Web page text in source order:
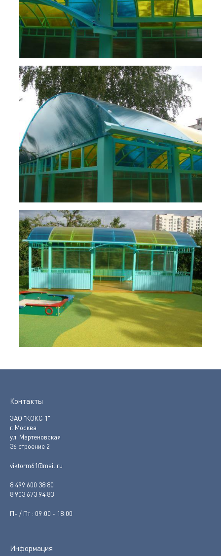
Контакты
ЗАО "КОКС 1"
г. Москва
ул. Мартеновская
36 строение 2
viktorm61@mail.ru
8 499 600 38 80
8 903 673 94 83
Пн / Пт : 09:00 - 18:00
Информация